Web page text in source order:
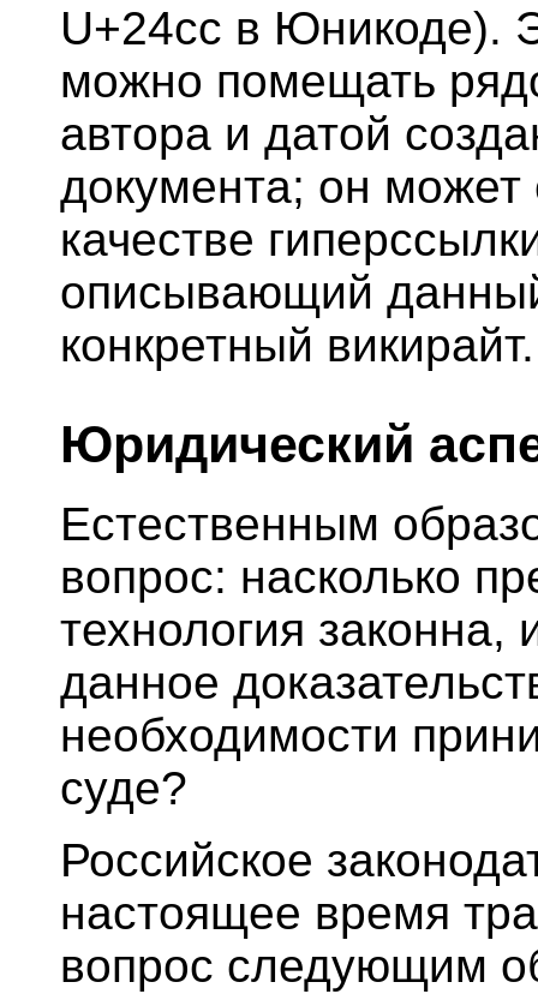
U+24cc в Юникоде).
можно помещать
автора и датой
документа; он может
качестве
описывающий
конкретный викирайт.
Юридический
Естественным
вопрос: насколько
технология законна,
данное
необходимости
суде?
Российское
настоящее время
вопрос следующим